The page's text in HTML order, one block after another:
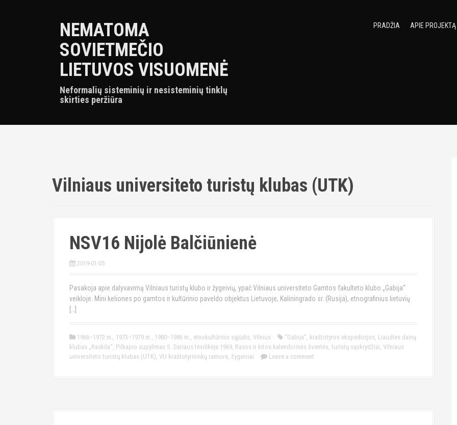
NEMATOMA
SOVIETMEČIO
LIETUVOS VISUOMENĖ
Neformalių sisteminių ir nesisteminių tinklų
skirties peržiūra
PRADŽIA APIE PROJEKTĄ
Vilniaus universiteto turistų klubas (UTK)
NSV16 Nijolė Balčiūnienė
2019-01-05
Pasakoja apie dalyvavimą Vilniaus turistų klubo ir žygeivių, ypač Vilniaus universiteto Gamtos fakulteto klubo „Gabija“
veikloje. Mini keliones po gamtos ir kultūrinio paveldo objektus Lietuvoje, Kaliningrado sr. (Rusija), etnografinius lietuvių
1966–1972 m., 1973–1979 m., 1980–1986 m., etnokultūrinis sąjūdis, Vilnius “Gabija”, kraštotyros ekspedicijos, Liaudies dainų
klubas „Raskila“, Pilkapio supylimas S. Dariaus tėviškėje 1969, Rasos ir kitos kalendorinės šventės, turistų sąskrydžiai, Vilniaus
universiteto turistų klubas (UTK), VU kraštotyrininkų ramuva, žygeiviai Leave a comment